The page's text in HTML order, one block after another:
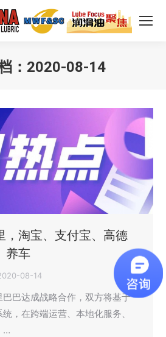
： 2020-08-14
，淘宝、支付宝、高德
养车
08-14
巴达成战略合作，双方将基于
，在跨端运营、本地化服务、
…